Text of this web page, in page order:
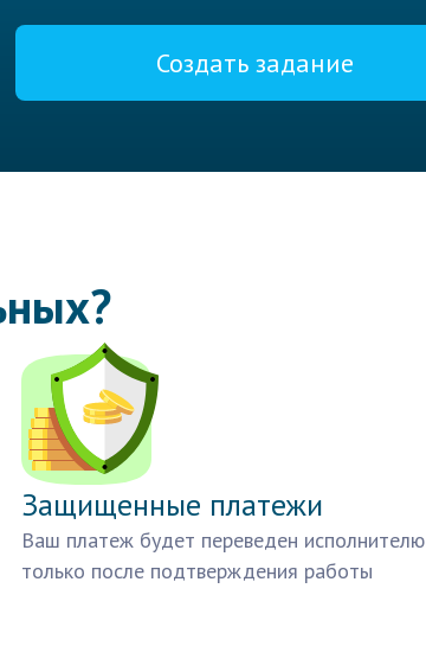
Создать задание
Защищенные платежи
Ваш платеж будет переведен исполнителю
только после подтверждения работы